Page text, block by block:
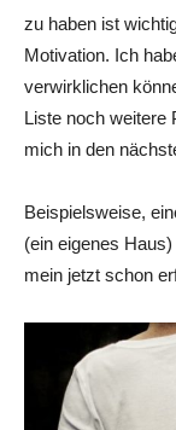
zu haben ist
Motivation. Ich
verwirklichen
Liste noch weitere
mich in den
Beispielsweise,
(ein eigenes
mein jetzt schon